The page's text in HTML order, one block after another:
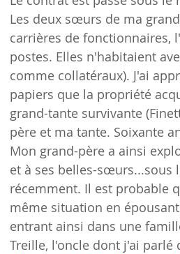
Les deux sœurs de ma
carrières de fonctionnaires,
postes. Elles n'habitaient
comme collatéraux). J'ai
papiers que la propriété
grand-tante survivante
père et ma tante. Soixante
Mon grand-père a ainsi
et à ses belles-sœurs...sous
récemment. Il est probable
même situation en
entrant ainsi dans une
Treille, l'oncle dont j'ai parlé